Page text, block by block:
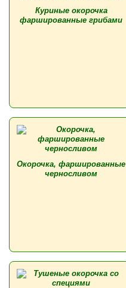
Куриные окорочка
фаршированные грибами
Окорочка, фаршированные
черносливом